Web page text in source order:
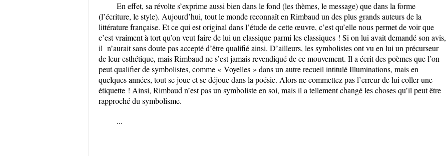
En effet, sa révolte s’exprime aussi bien dans le fond (les thèmes, le message) que dans la forme
(l’écriture, le style). Aujourd’hui, tout le monde reconnaît en Rimbaud un des plus grands auteurs de la
littérature française. Et ce qui est original dans l’étude de cette œuvre, c’est qu’elle nous permet de voir que
c’est vraiment à tort qu’on veut faire de lui un classique parmi les classiques ! Si on lui avait demandé son avis,
il n’aurait sans doute pas accepté d’être qualifié ainsi. D’ailleurs, les symbolistes ont vu en lui un précurseur
de leur esthétique, mais Rimbaud ne s’est jamais revendiqué de ce mouvement. Il a écrit des poèmes que l’on
peut qualifier de symbolistes, comme « Voyelles » dans un autre recueil intituléIlluminations, mais en
quelques années, tout se joue et se déjoue dans la poésie. Alors ne commettez pas l’erreur de lui coller une
étiquette ! Ainsi, Rimbaud n’est pas un symboliste en soi, mais il a tellement changé les choses qu’il peut être
rapproché du symbolisme.
...